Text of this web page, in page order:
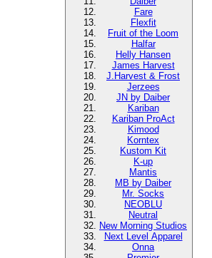
Fare
Flexfit
Fruit of the Loom
Halfar
Helly Hansen
James Harvest
J.Harvest & Frost
Jerzees
JN by Daiber
Kariban
Kariban ProAct
Kimood
Korntex
Kustom Kit
K-up
Mantis
MB by Daiber
Mr. Socks
NEOBLU
Neutral
New Morning Studios
Next Level Apparel
Onna